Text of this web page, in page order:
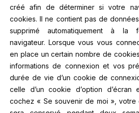
créé afin de déterminer si votre
cookies. Il ne contient pas de
supprimé automatiquement à la
navigateur. Lorsque vous vous
en place un certain nombre de
informations de connexion et vos
durée de vie d’un cookie de
celle d’un cookie d’option d’écran
cochez « Se souvenir de moi »,